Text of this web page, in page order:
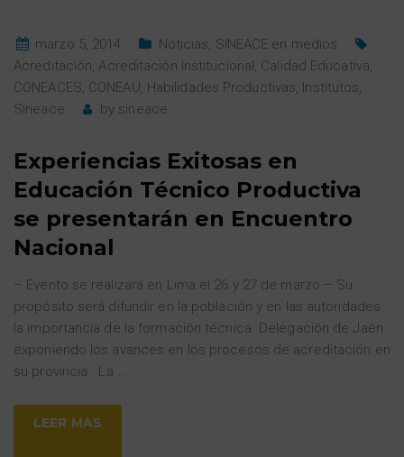
marzo 5, 2014 Noticias, SINEACE en medios
Acreditación, Acreditación Institucional, Calidad Educativa,
CONEACES, CONEAU, Habilidades Productivas, Institutos,
Sineace
by sineace
Experiencias Exitosas en
Educación Técnico Productiva
se presentarán en Encuentro
Nacional
– Evento se realizará en Lima el 26 y 27 de marzo – Su
propósito será difundir en la población y en las autoridades
la importancia de la formación técnica. Delegación de Jaén
exponiendo los avances en los procesos de acreditación en
su provincia La
LEER MAS